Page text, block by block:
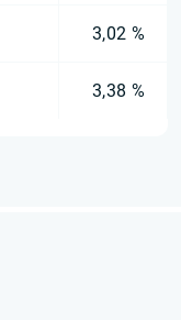
3,02 %
3,38 %